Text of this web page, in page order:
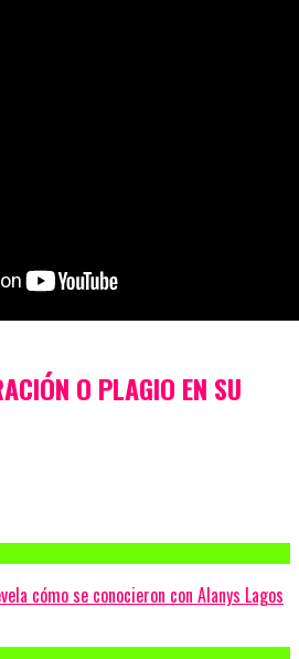
O PLAGIO EN SU
cómo se conocieron con Alanys Lagos